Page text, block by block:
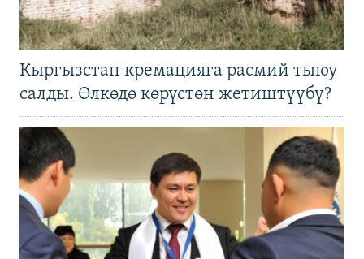
Кыргызстан кремацияга расмий тыюу
салды. Өлкөдө көрүстөн жетиштүүбү?